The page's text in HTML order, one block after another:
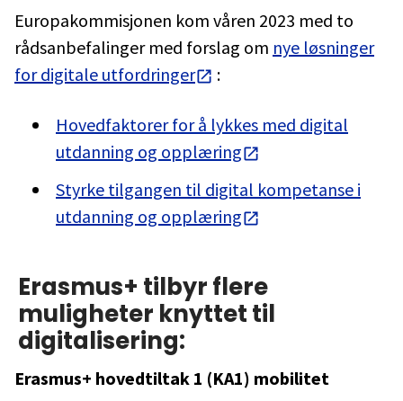
Europakommisjonen kom våren 2023 med to
rådsanbefalinger med forslag om nye løsninger
for digitale utfordringer
:
Hovedfaktorer for å lykkes med digital
utdanning og opplæring
Styrke tilgangen til digital kompetanse i
utdanning og opplæring
Erasmus+ tilbyr flere
muligheter knyttet til
digitalisering:
Erasmus+ hovedtiltak 1 (KA1) mobilitet